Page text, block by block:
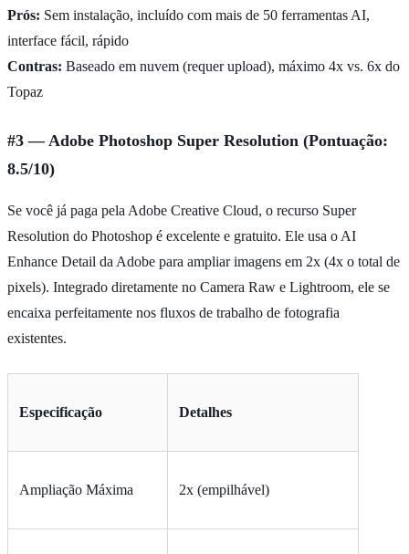
Prós: Sem instalação, incluído com mais de 50 ferramentas AI,
interface fácil, rápido
Contras: Baseado em nuvem (requer upload), máximo 4x vs. 6x do
Topaz
#3 — Adobe Photoshop Super Resolution (Pontuação:
8.5/10)
Se você já paga pela Adobe Creative Cloud, o recurso Super
Resolution do Photoshop é excelente e gratuito. Ele usa o AI
Enhance Detail da Adobe para ampliar imagens em 2x (4x o total de
pixels). Integrado diretamente no Camera Raw e Lightroom, ele se
encaixa perfeitamente nos fluxos de trabalho de fotografia
existentes.
Especificação Detalhes
Ampliação Máxima 2x (empilhável)